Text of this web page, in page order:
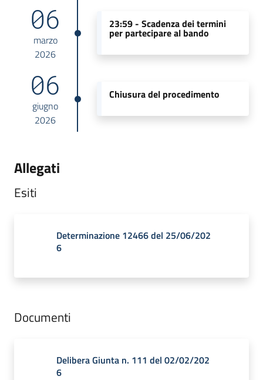
06
marzo
2026
23:59 - Scadenza dei termini
per partecipare al bando
06
giugno
2026
Chiusura del procedimento
Allegati
Esiti
Determinazione 12466 del 25/06/202
6
Documenti
Delibera Giunta n. 111 del 02/02/202
6